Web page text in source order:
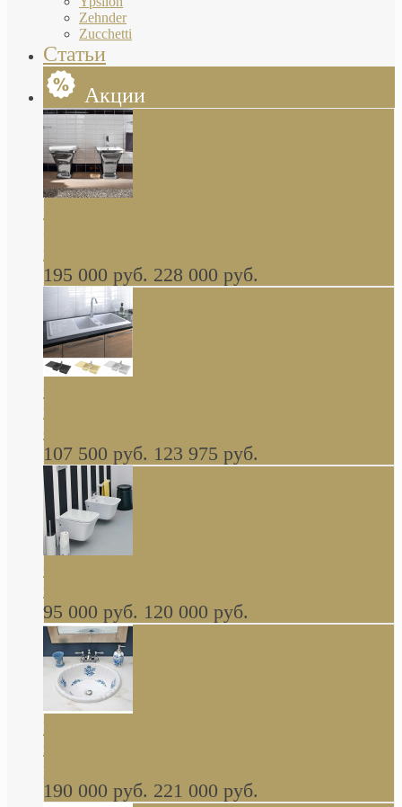
Zehnder
Zucchetti
Статьи
Акции
Butterfly Scarabeo КОМПЛЕКТ санфаянса
глянцевая платина В НАЛИЧИИ
195 000 руб. 228 000 руб.
керамическая мойка 1160 x 510 мм белая,
серая, черная, бежевая В НАЛИЧИИ
107 500 руб. 123 975 руб.
навесное КОМПЛЕКТ
95 000 руб. 120 000 руб.
Decorated Bathroom раковина овальная
встраиваемая для ванной с рисунком синяя
роза В НАЛИЧИИ
190 000 руб. 221 000 руб.